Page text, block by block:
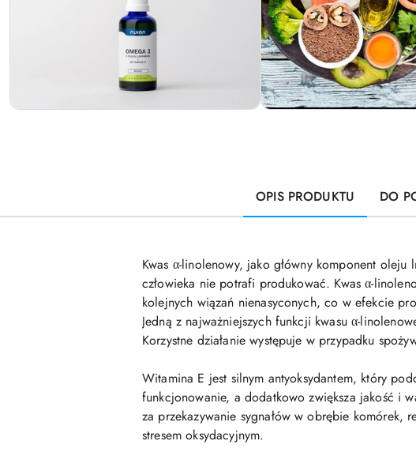
OPIS PRODUKTU DO
Kwas α-linolenowy, jako główny komponent oleju
człowieka nie potrafi produkować. Kwas α-
kolejnych wiązań nienasyconych, co w efekcie
Jedną z najważniejszych funkcji kwasu α-
Korzystne działanie występuje w przypadku
Witamina E jest silnym antyoksydantem, który
funkcjonowanie, a dodatkowo zwiększa jakość i
za przekazywanie sygnałów w obrębie
stresem oksydacyjnym.